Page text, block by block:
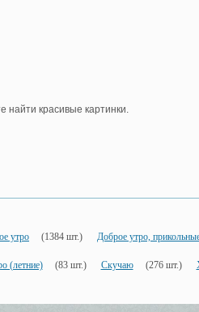
найти красивые картинки.
утро (1384 шт.) Доброе утро,
(летние) (83 шт.) Скучаю (276 шт.)